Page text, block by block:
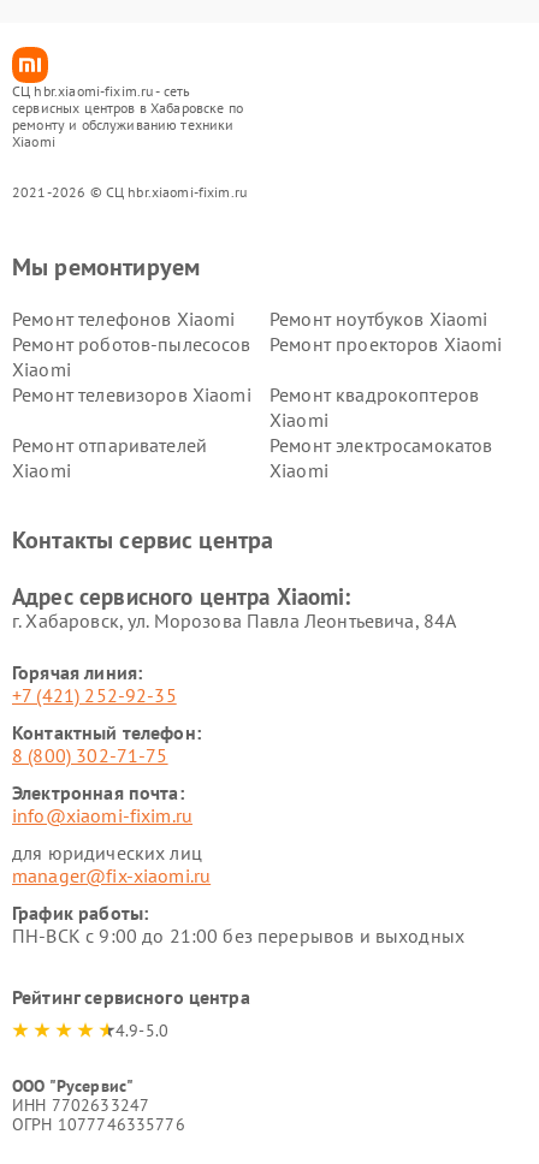
СЦ hbr.xiaomi-fixim.ru - сеть
сервисных центров в Хабаровске по
ремонту и обслуживанию техники
Xiaomi
2021-2026 © СЦ hbr.xiaomi-fixim.ru
Мы ремонтируем
Ремонт телефонов Xiaomi
Ремонт ноутбуков Xiaomi
Ремонт роботов-пылесосов
Xiaomi
Ремонт проекторов Xiaomi
Ремонт телевизоров Xiaomi
Ремонт квадрокоптеров
Xiaomi
Ремонт отпаривателей
Xiaomi
Ремонт электросамокатов
Xiaomi
Ремонт стиральных машин
Ремонт смарт-часов Xiaomi
Контакты сервис центра
Адрес сервисного центра Xiaomi:
г. Хабаровск, ул. Морозова Павла Леонтьевича, 84А
Горячая линия:
+7 (421) 252-92-35
Контактный телефон:
8 (800) 302-71-75
Электронная почта:
info@xiaomi-fixim.ru
для юридических лиц
manager@fix-xiaomi.ru
График работы:
ПН-ВСК с 9:00 до 21:00 без перерывов и выходных
Рейтинг сервисного центра
4.9-5.0
ООО "Русервис"
ИНН 7702633247
ОГРН 1077746335776